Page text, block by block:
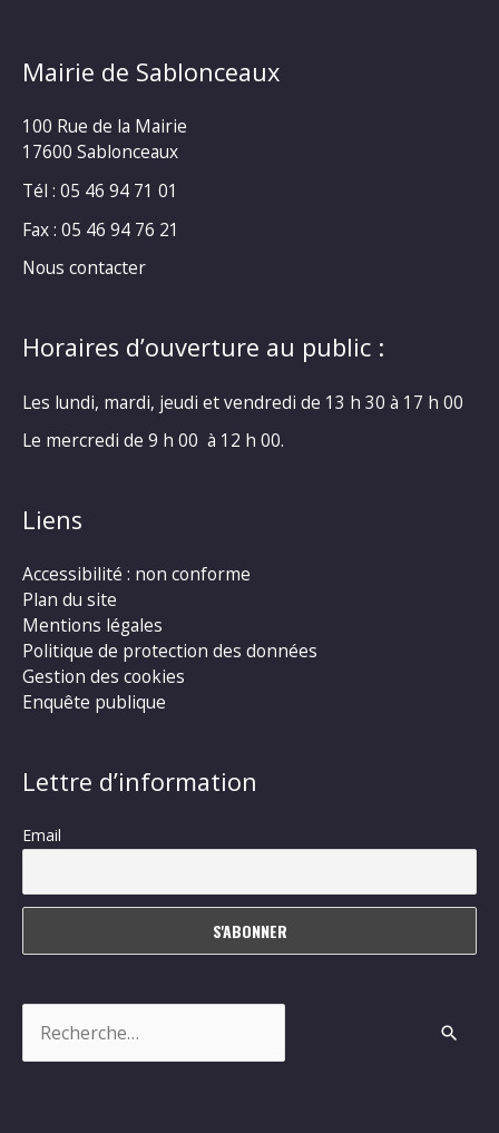
Mairie de Sablonceaux
100 Rue de la Mairie
17600 Sablonceaux
Tél : 05 46 94 71 01
Fax : 05 46 94 76 21
Nous contacter
Horaires d’ouverture au public :
Les lundi, mardi, jeudi et vendredi de 13 h 30 à 17 h 00
Le mercredi de 9 h 00 à 12 h 00.
Liens
Accessibilité : non conforme
Plan du site
Mentions légales
Politique de protection des données
Gestion des cookies
Enquête publique
Lettre d’information
Email